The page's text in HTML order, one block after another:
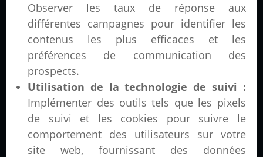
Observer les taux de réponse aux
différentes campagnes pour identifier les
contenus les plus efficaces et les
préférences de communication des
prospects.
Utilisation de la technologie de suivi :
Implémenter des outils tels que les pixels
de suivi et les cookies pour suivre le
comportement des utilisateurs sur votre
site web, fournissant des données